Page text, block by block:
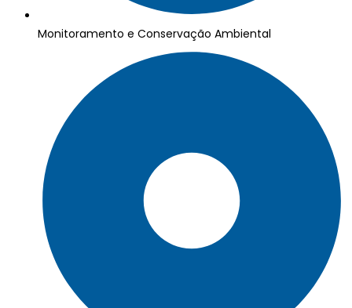
Monitoramento e Conservação Ambiental